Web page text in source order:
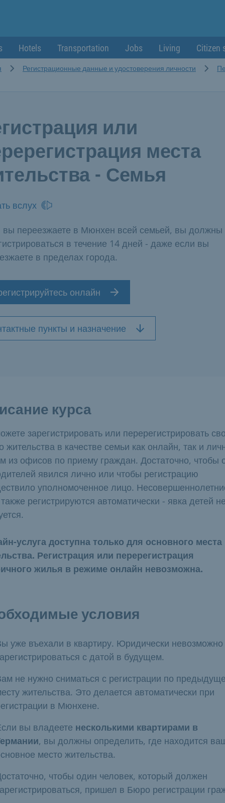
Hotels Transportation Jobs Living Citizen
Регистрационные данные и удостоверения личности
или
места
- Семья
вслух
вы переезжаете в Мюнхен всей семьей, вы должны
в течение 14 дней - даже если вы
в пределах города.
онлайн
пункты и назначение
курса
зарегистрировать или перерегистрировать
жительства в качестве семьи как онлайн, так и
из офисов по приему граждан. Достаточно, чтобы
явился лично или чтобы регистрацию
уполномоченное лицо.
регистрируются автоматически - явка детей не
услуга доступна только для основного места
Регистрация или перерегистрация
жилья в режиме онлайн невозможна.
условия
уже въехали в квартиру. Юридически невозможно
с датой в будущем.
не нужно сниматься с регистрации по
жительства. Это делается автоматически при
в Мюнхене.
вы владеете несколькими квартирами в
, вы должны определить, где находится
место жительства.
чтобы один человек, который должен
пришел в Бюро регистрации